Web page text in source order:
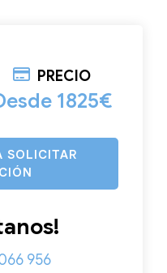
PRECIO
1825€
SOLICITAR
956